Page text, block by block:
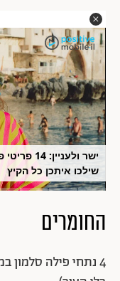
ישר
שילכו איתכן כל הקיץ
החומרים